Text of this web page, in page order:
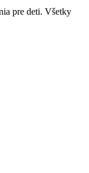
pre deti. Všetky